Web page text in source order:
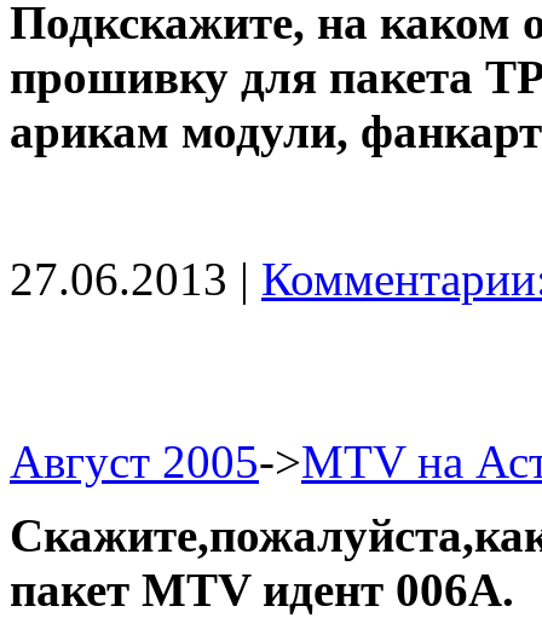
Подкскажите, на каком
прошивку для пакета
арикам модули,
27.06.2013 |
Август 2005->МТV на
пакет МТV идент 006А.